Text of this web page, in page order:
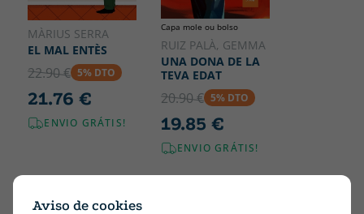
Aviso de cookies
MÀRIUS SERRA
EL MAL ENTÈS
22.90 € 5% DTO
21.76 €
ENVIO GRÁTIS!
Capa mole ou bolso
RUIZ PALÀ, GEMMA
UNA DONA DE LA
TEVA EDAT
20.90 € 5% DTO
19.85 €
ENVIO GRÁTIS!